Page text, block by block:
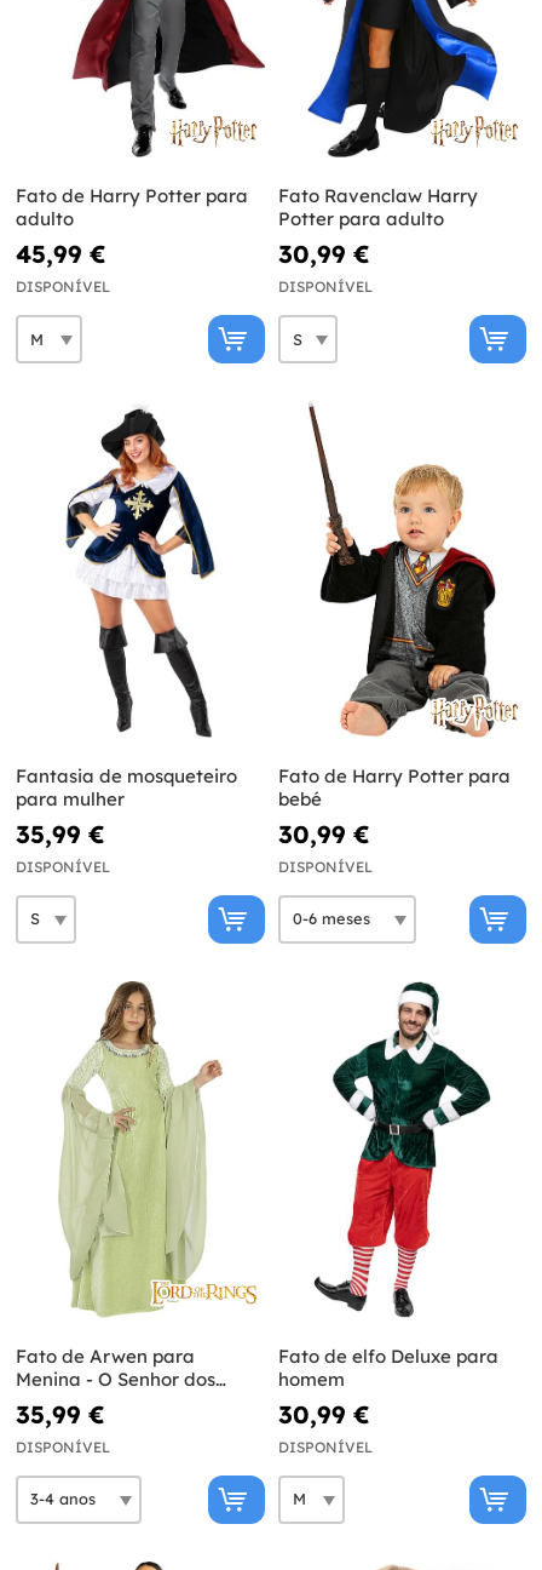
Fato de Harry Potter para
adulto
45,99 €
DISPONÍVEL
Fato Ravenclaw Harry
Potter para adulto
30,99 €
DISPONÍVEL
Fantasia de mosqueteiro
para mulher
35,99 €
DISPONÍVEL
Fato de Harry Potter para
bebé
30,99 €
DISPONÍVEL
Fato de Arwen para
Menina - O Senhor dos
Anéis
35,99 €
DISPONÍVEL
Fato de elfo Deluxe para
homem
30,99 €
DISPONÍVEL